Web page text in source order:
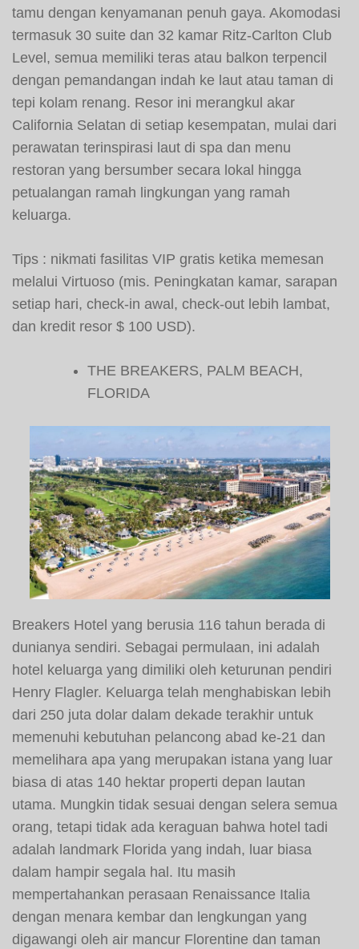
tamu dengan kenyamanan penuh gaya. Akomodasi
termasuk 30 suite dan 32 kamar Ritz-Carlton Club
Level, semua memiliki teras atau balkon terpencil
dengan pemandangan indah ke laut atau taman di
tepi kolam renang. Resor ini merangkul akar
California Selatan di setiap kesempatan, mulai dari
perawatan terinspirasi laut di spa dan menu
restoran yang bersumber secara lokal hingga
petualangan ramah lingkungan yang ramah
keluarga.
Tips : nikmati fasilitas VIP gratis ketika memesan
melalui Virtuoso (mis. Peningkatan kamar, sarapan
setiap hari, check-in awal, check-out lebih lambat,
dan kredit resor $ 100 USD).
THE BREAKERS, PALM BEACH,
FLORIDA
Breakers Hotel yang berusia 116 tahun berada di
dunianya sendiri. Sebagai permulaan, ini adalah
hotel keluarga yang dimiliki oleh keturunan pendiri
Henry Flagler. Keluarga telah menghabiskan lebih
dari 250 juta dolar dalam dekade terakhir untuk
memenuhi kebutuhan pelancong abad ke-21 dan
memelihara apa yang merupakan istana yang luar
biasa di atas 140 hektar properti depan lautan
utama. Mungkin tidak sesuai dengan selera semua
orang, tetapi tidak ada keraguan bahwa hotel tadi
adalah landmark Florida yang indah, luar biasa
dalam hampir segala hal. Itu masih
mempertahankan perasaan Renaissance Italia
dengan menara kembar dan lengkungan yang
digawangi oleh air mancur Florentine dan taman